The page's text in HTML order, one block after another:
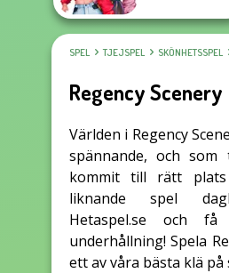
SPEL TJEJSPEL SKÖNHETSSPEL
Regency Scenery
Världen i Regency
spännande, och
kommit till rätt
liknande spel
Hetaspel.se och
underhållning! Spela
ett av våra bästa klä på